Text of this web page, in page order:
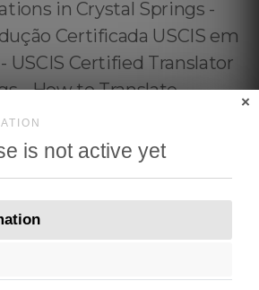
is not active yet
×